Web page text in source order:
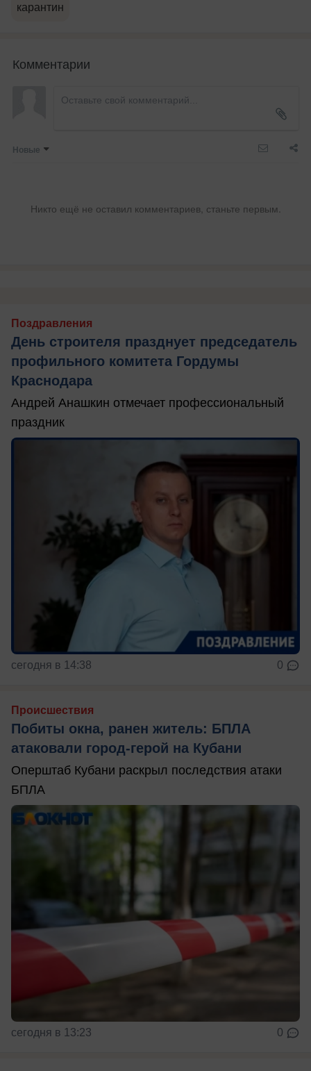
карантин
Комментарии
Новые
Никто ещё не оставил комментариев, станьте первым.
Поздравления
День строителя празднует председатель
профильного комитета Гордумы
Краснодара
Андрей Анашкин отмечает профессиональный
праздник
сегодня в 14:38 0
Происшествия
Побиты окна, ранен житель: БПЛА
атаковали город-герой на Кубани
Оперштаб Кубани раскрыл последствия атаки
БПЛА
сегодня в 13:23 0